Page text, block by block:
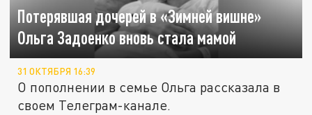
Потерявшая дочерей в «Зимней вишне»
Ольга Задоенко вновь стала мамой
31 ОКТЯБРЯ 16:39
О пополнении в семье Ольга рассказала в
своем Телеграм-канале.